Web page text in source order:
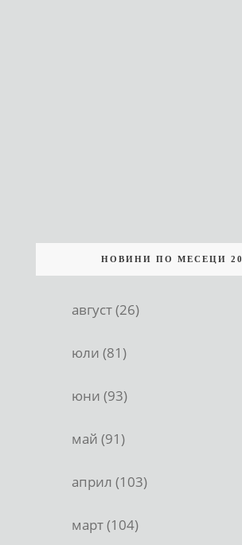
НОВИНИ ПО МЕСЕЦИ
август (26)
юли (81)
юни (93)
май (91)
април (103)
март (104)